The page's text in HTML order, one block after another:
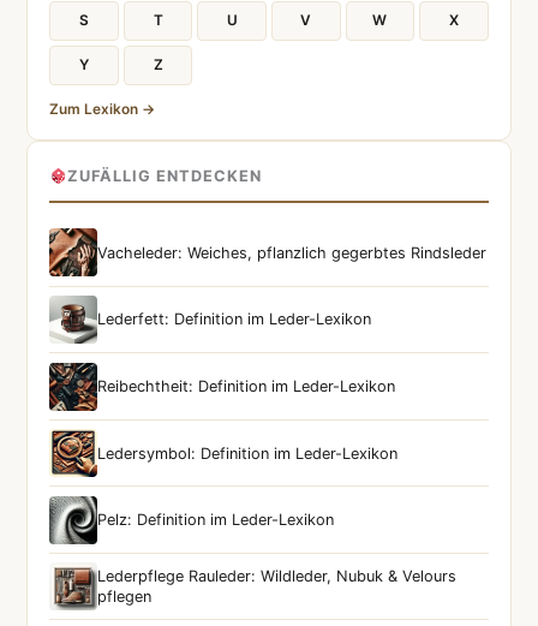
S T U V W X
Y Z
Zum Lexikon →
ZUFÄLLIG ENTDECKEN
Vacheleder: Weiches, pflanzlich gegerbtes Rindsleder
Lederfett: Definition im Leder-Lexikon
Reibechtheit: Definition im Leder-Lexikon
Ledersymbol: Definition im Leder-Lexikon
Pelz: Definition im Leder-Lexikon
Lederpflege Rauleder: Wildleder, Nubuk & Velours
pflegen